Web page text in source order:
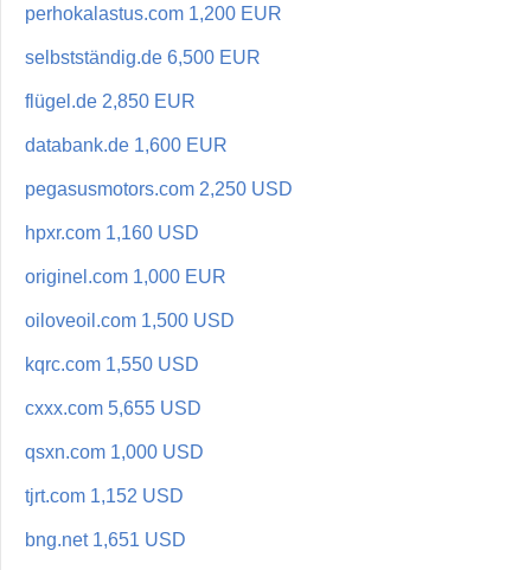
perhokalastus.com 1,200 EUR
selbstständig.de 6,500 EUR
flügel.de 2,850 EUR
databank.de 1,600 EUR
pegasusmotors.com 2,250 USD
hpxr.com 1,160 USD
originel.com 1,000 EUR
oiloveoil.com 1,500 USD
kqrc.com 1,550 USD
cxxx.com 5,655 USD
qsxn.com 1,000 USD
tjrt.com 1,152 USD
bng.net 1,651 USD